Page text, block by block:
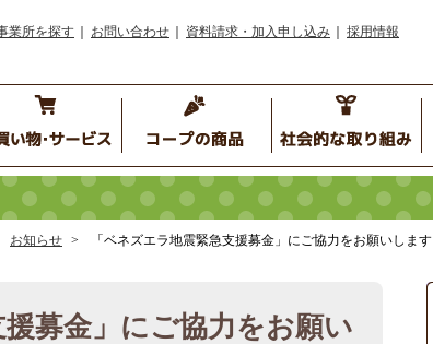
業所を探す お問い合わせ 資料請求・加入申し込み 採用情報
お知らせ 「ベネズエラ地震緊急支援募金」にご協力をお願いします
援募金」にご協力をお願い